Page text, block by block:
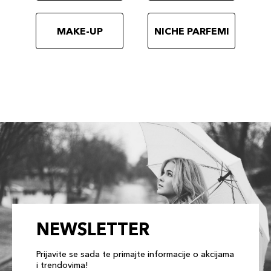
MAKE-UP NICHE PARFEMI
NEWSLETTER
Prijavite se sada te primajte informacije o akcijama
i trendovima!